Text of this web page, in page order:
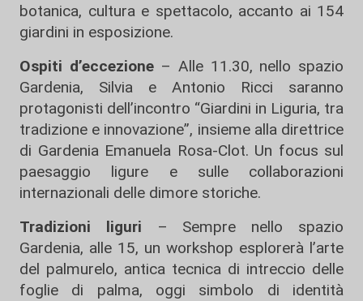
botanica, cultura e spettacolo, accanto ai 154
giardini in esposizione.
Ospiti d’eccezione– Alle 11.30, nello spazio
Gardenia, Silvia e Antonio Ricci saranno
protagonisti dell’incontro “Giardini in Liguria, tra
tradizione e innovazione”, insieme alla direttrice
di Gardenia Emanuela Rosa-Clot. Un focus sul
paesaggio ligure e sulle collaborazioni
internazionali delle dimore storiche.
Tradizioni liguri – Sempre nello spazio
Gardenia, alle 15, un workshop esplorerà l’arte
del palmurelo, antica tecnica di intreccio delle
foglie di palma, oggi simbolo di identità